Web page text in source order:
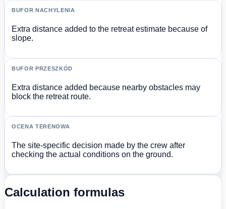
BUFOR NACHYLENIA
Extra distance added to the retreat estimate because of
slope.
BUFOR PRZESZKÓD
Extra distance added because nearby obstacles may
block the retreat route.
OCENA TERENOWA
The site-specific decision made by the crew after
checking the actual conditions on the ground.
Calculation formulas